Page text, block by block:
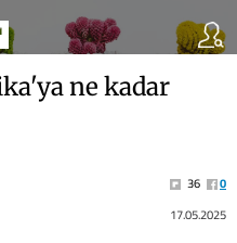
ne kadar
36
0
17.05.2025